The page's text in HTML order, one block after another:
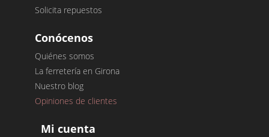
Solicita repuestos
Conócenos
Quiénes somos
La ferretería en Girona
Nuestro blog
Opiniones de clientes
Mi cuenta